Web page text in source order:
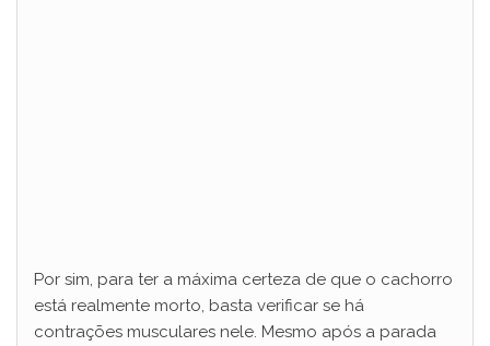
Por sim, para ter a máxima certeza de que o cachorro
está realmente morto, basta verificar se há
contrações musculares nele. Mesmo após a parada